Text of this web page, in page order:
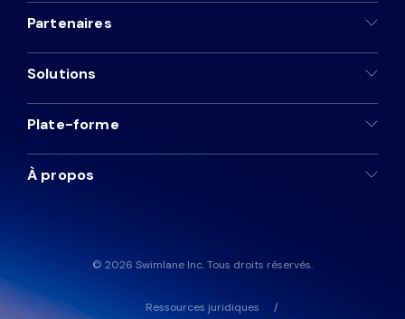
© 2026 Swimlane Inc. Tous droits réservés.
Ressources juridiques
Partenaires
Solutions
Plate-forme
À propos